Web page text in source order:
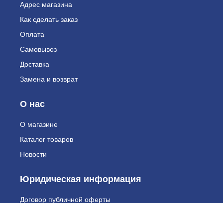
Адрес магазина
Как сделать заказ
Оплата
Самовывоз
Доставка
Замена и возврат
О нас
О магазине
Каталог товаров
Новости
Юридическая информация
Договор публичной оферты